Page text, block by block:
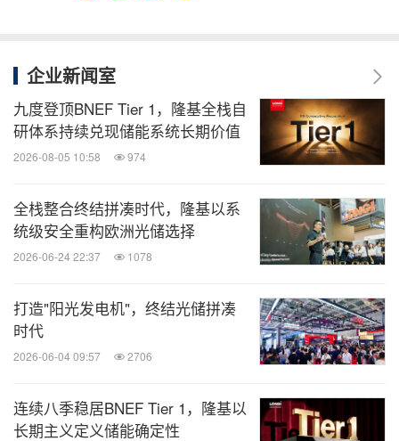
企业新闻室
九度登顶BNEF Tier 1，隆基全栈自
研体系持续兑现储能系统长期价值
2026-08-05 10:58 974
全栈整合终结拼凑时代，隆基以系
统级安全重构欧洲光储选择
2026-06-24 22:37 1078
打造"阳光发电机"，终结光储拼凑
时代
2026-06-04 09:57 2706
连续八季稳居BNEF Tier 1，隆基以
长期主义定义储能确定性